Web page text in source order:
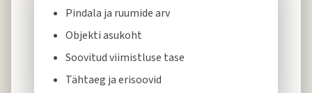
Pindala ja ruumide arv
Objekti asukoht
Soovitud viimistluse tase
Tähtaeg ja erisoovid